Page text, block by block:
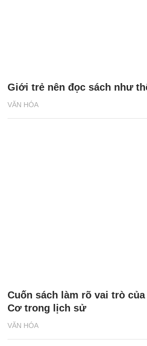
VĂN HÓA
Giới trẻ nên đọc sách như
VĂN HÓA
Cuốn sách làm rõ vai trò
Cơ trong lịch sử